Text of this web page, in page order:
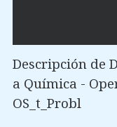
Descripción de
a Química -
OS_t_Probl